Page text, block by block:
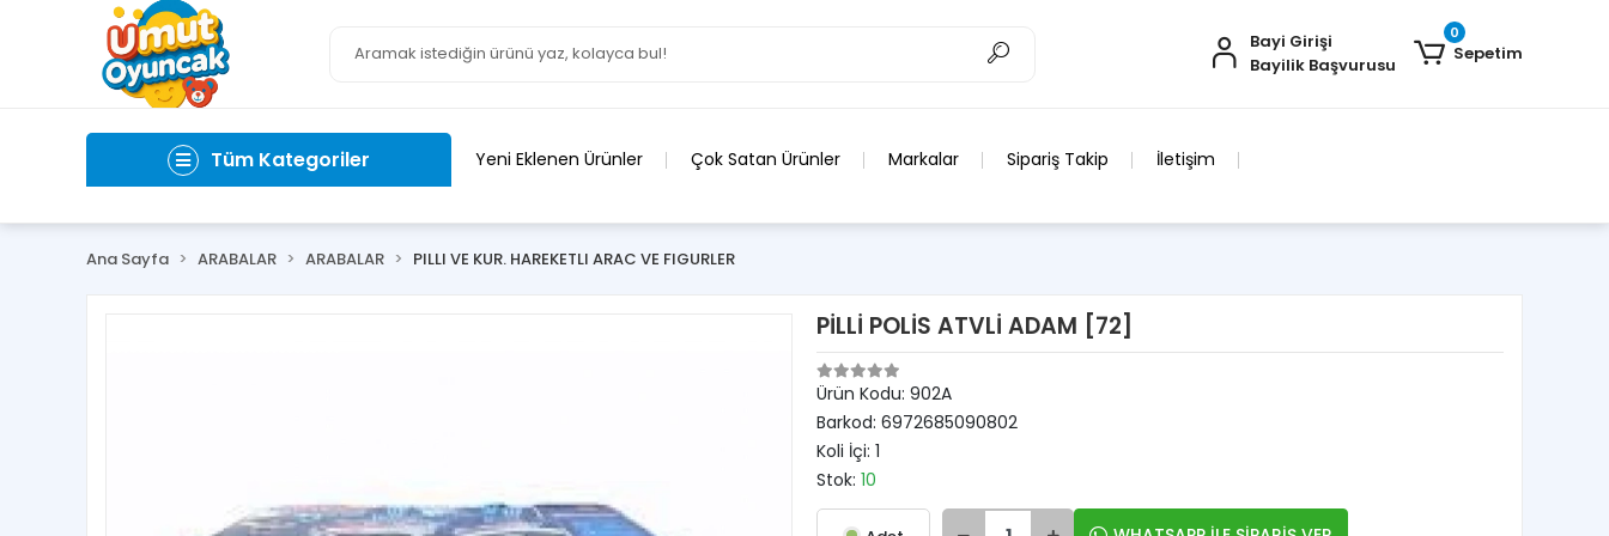
Bayi Girişi
Bayilik Başvurusu
0
Sepetim
Tüm Kategoriler Yeni Eklenen Ürünler Çok Satan Ürünler Markalar Sipariş Takip İletişim
Ana Sayfa ARABALAR ARABALAR PILLI VE KUR. HAREKETLI ARAC VE FIGURLER
PİLLİ POLİS ATVLİ ADAM [72]
Ürün Kodu: 902A
Barkod: 6972685090802
Koli İçi: 1
Stok: 10